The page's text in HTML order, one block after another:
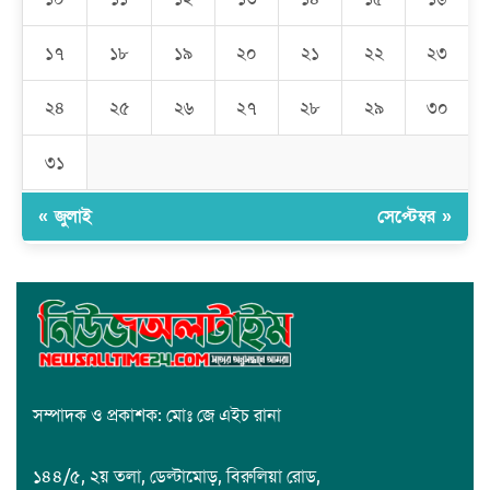
রমজান উপলক্ষে সাভারে মানবাধিকার সংস্থার ইফতার
জাবাল-ই-নূর মডেল মাদ্রাসায় ১২তম বার্ষিক পুরস্কার বিতরণ ও বালিকা
১৭ ১৮ ১৯ ২০ ২১ ২২ ২৩
২৪ ২৫ ২৬ ২৭ ২৮ ২৯ ৩০
৩১
« জুলাই সেপ্টেম্বর »
সম্পাদক ও প্রকাশক: মোঃ জে এইচ রানা
১৪৪/৫, ২য় তলা, ডেল্টামোড়, বিরুলিয়া রোড,